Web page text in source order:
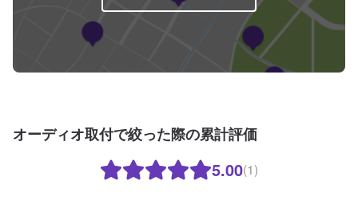
オーディオ取付で絞った際の累計評価
5.00(1)